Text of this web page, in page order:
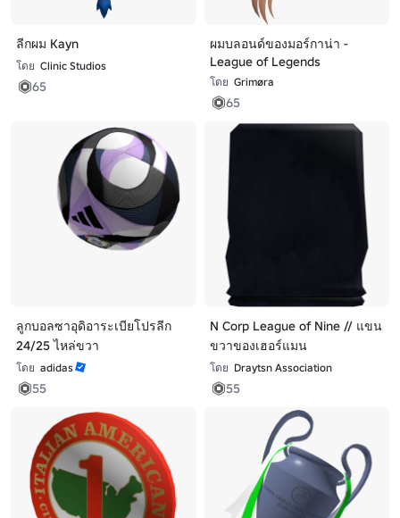
ลีกผม Kayn
โดย Clinic Studios
65
ผมบลอนด์ของมอร์กาน่า -
League of Legends
โดย Grimøra
65
ลูกบอลซาอุดิอาระเบียโปรลีก
24/25 ไหล่ขวา
โดย adidas
55
N Corp League of Nine // แขน
ขวาของเฮอร์แมน
โดย Draytsn Association
55